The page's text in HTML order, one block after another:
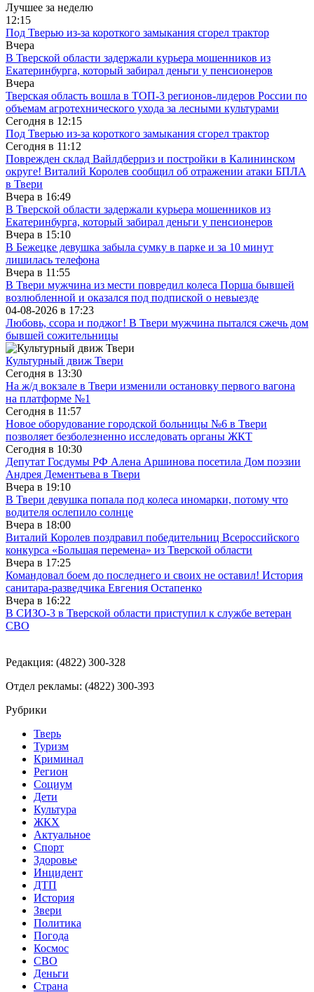
Лучшее за неделю
12:15
Под Тверью из-за короткого замыкания сгорел трактор
Вчера
В Тверской области задержали курьера мошенников из
Екатеринбурга, который забирал деньги у пенсионеров
Вчера
Тверская область вошла в ТОП-3 регионов-лидеров России по
объемам агротехнического ухода за лесными культурами
Сегодня в 12:15
Под Тверью из-за короткого замыкания сгорел трактор
Сегодня в 11:12
Поврежден склад Вайлдберриз и постройки в Калининском
округе! Виталий Королев сообщил об отражении атаки БПЛА
в Твери
Вчера в 16:49
В Тверской области задержали курьера мошенников из
Екатеринбурга, который забирал деньги у пенсионеров
Вчера в 15:10
В Бежецке девушка забыла сумку в парке и за 10 минут
лишилась телефона
Вчера в 11:55
В Твери мужчина из мести повредил колеса Порша бывшей
возлюбленной и оказался под подпиской о невыезде
04-08-2026 в 17:23
Любовь, ссора и поджог! В Твери мужчина пытался сжечь дом
бывшей сожительницы
Культурный движ Твери
Сегодня в 13:30
На ж/д вокзале в Твери изменили остановку первого вагона
на платформе №1
Сегодня в 11:57
Новое оборудование городской больницы №6 в Твери
позволяет безболезненно исследовать органы ЖКТ
Сегодня в 10:30
Депутат Госдумы РФ Алена Аршинова посетила Дом поэзии
Андрея Дементьева в Твери
Вчера в 19:10
В Твери девушка попала под колеса иномарки, потому что
водителя ослепило солнце
Вчера в 18:00
Виталий Королев поздравил победительниц Всероссийского
конкурса «Большая перемена» из Тверской области
Вчера в 17:25
Командовал боем до последнего и своих не оставил! История
санитара-разведчика Евгения Остапенко
Вчера в 16:22
В СИЗО-3 в Тверской области приступил к службе ветеран
СВО
Редакция: (4822) 300-328
Отдел рекламы: (4822) 300-393
Рубрики
Тверь
Туризм
Криминал
Регион
Социум
Дети
Культура
ЖКХ
Актуальное
Спорт
Здоровье
Инцидент
ДТП
История
Звери
Политика
Погода
Космос
СВО
Деньги
Страна